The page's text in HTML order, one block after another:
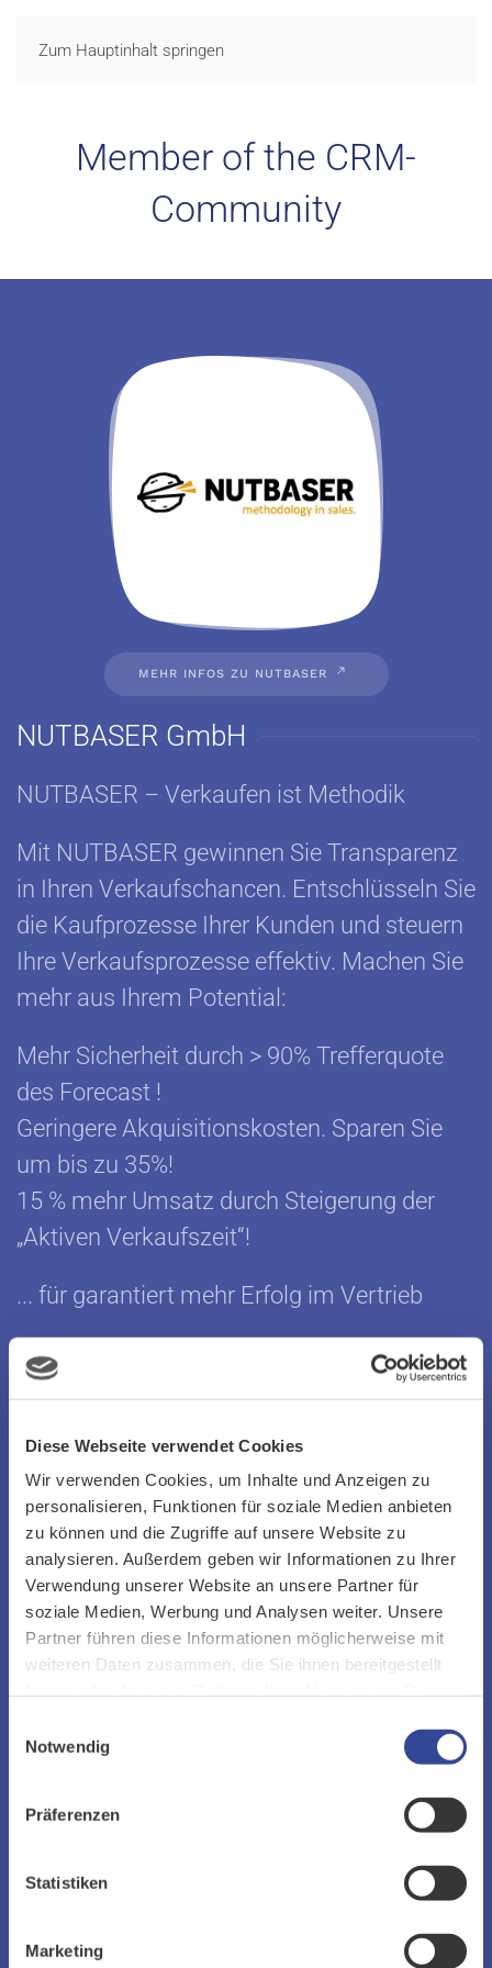
Diese Webseite verwendet Cookies
Wir verwenden Cookies, um Inhalte und Anzeigen zu
personalisieren, Funktionen für soziale Medien anbieten
zu können und die Zugriffe auf unsere Website zu
analysieren. Außerdem geben wir Informationen zu Ihrer
Verwendung unserer Website an unsere Partner für
soziale Medien, Werbung und Analysen weiter. Unsere
Partner führen diese Informationen möglicherweise mit
weiteren Daten zusammen, die Sie ihnen bereitgestellt
Notwendig
Präferenzen
Statistiken
Marketing
Zum Hauptinhalt springen
Member of the CRM-
Community
NUTBASER GmbH
NUTBASER – Verkaufen ist Methodik
Mit NUTBASER gewinnen Sie Transparenz
in Ihren Verkaufschancen. Entschlüsseln Sie
die Kaufprozesse Ihrer Kunden und steuern
Ihre Verkaufsprozesse effektiv. Machen Sie
mehr aus Ihrem Potential:
Mehr Sicherheit durch > 90% Trefferquote
des Forecast !
Geringere Akquisitionskosten. Sparen Sie
um bis zu 35%!
15 % mehr Umsatz durch Steigerung der
„Aktiven Verkaufszeit“!
... für garantiert mehr Erfolg im Vertrieb
Mit der NUTBASER-Methodik machen Sie
die richtigen Schritte im Verkauf.
Effektiv
Entschlüsseln Sie die Kaufprozesse Ihrer
Kunden. Mit der Transparenz von
NUTBASER verstehen Sie, Ihre
Verkaufschancen richtig zu steuern.
Einfach
Blick und auf das Wesentliche reduziert!
Und deshalb vom Verkäufer akzeptiert!
Treffsicher
als Parameter für eine Kaufentscheidung
MEHR INFOS ZU NUTBASER